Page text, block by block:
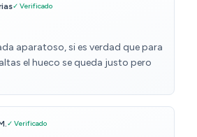
✓ Verificado
aparatoso, si es verdad que para
el hueco se queda justo pero
✓ Verificado